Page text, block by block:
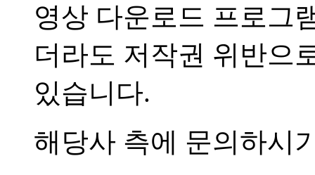
영상 다운로드 프로그
더라도 저작권 위반으
있습니다.
해당사 측에 문의하시